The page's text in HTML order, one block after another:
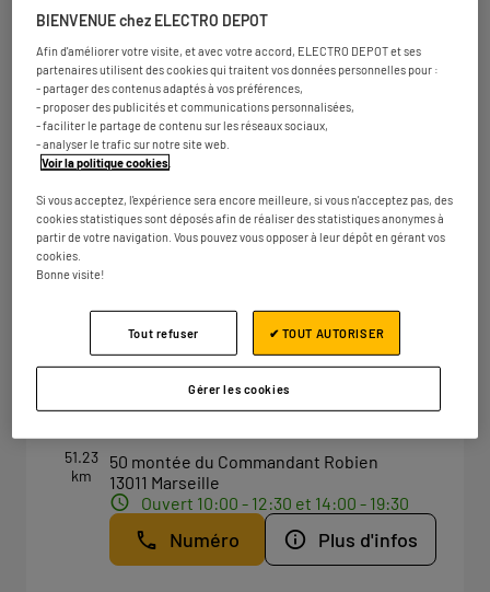
km
13127 Vitrolles
Numéro Plus d'infos
2
37.52
km
ELECTRO DEPOT MARSEILLE -
PLAN DE CAMPAGNE
Zone commerciale de Plan de Campagne
13480 Cabriès
Numéro Plus d'infos
3
51.23
km
ELECTRO DEPOT MARSEILLE - LA
50 montée du Commandant Robien
13011 Marseille
Ouvert 10:00 - 12:30 et 14:00 - 19:30
Numéro Plus d'infos
BIENVENUE chez ELECTRO DEPOT
Afin d'améliorer votre visite, et avec votre accord, ELECTRO DEPOT et ses
partenaires utilisent des cookies qui traitent vos données personnelles pour :
- partager des contenus adaptés à vos préférences,
- proposer des publicités et communications personnalisées,
- faciliter le partage de contenu sur les réseaux sociaux,
- analyser le trafic sur notre site web.
Voir la politique cookies
Si vous acceptez, l'expérience sera encore meilleure, si vous n'acceptez pas, des
cookies statistiques sont déposés afin de réaliser des statistiques anonymes à
partir de votre navigation. Vous pouvez vous opposer à leur dépôt en gérant vos
cookies.
Bonne visite!
Gérer les cookies
Tout refuser ✔ TOUT AUTORISER